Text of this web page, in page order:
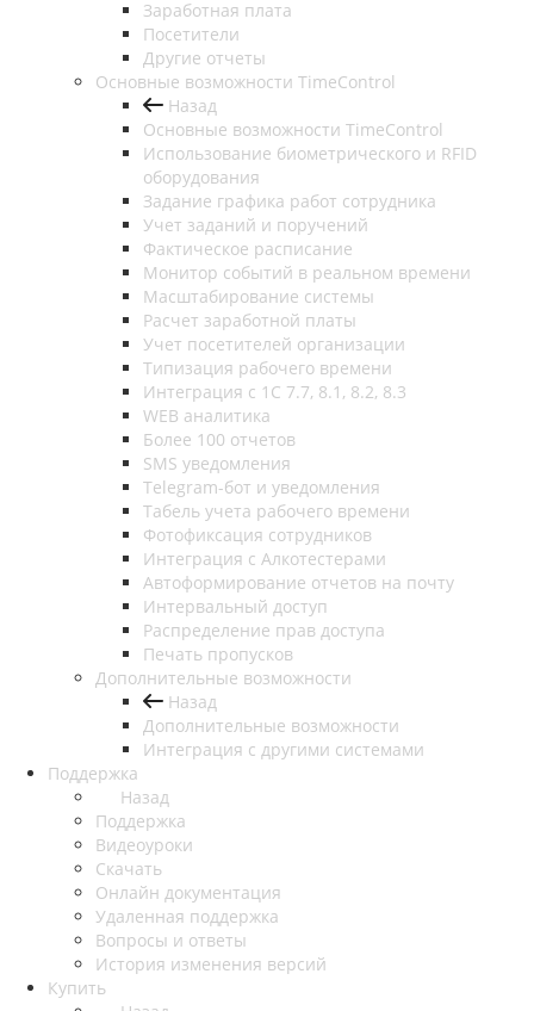
Заработная плата
Посетители
Другие отчеты
Основные возможности TimeControl
Назад
Основные возможности TimeControl
Использование биометрического и RFID
оборудования
Задание графика работ сотрудника
Учет заданий и поручений
Фактическое расписание
Монитор событий в реальном времени
Масштабирование системы
Расчет заработной платы
Учет посетителей организации
Типизация рабочего времени
Интеграция с 1С 7.7, 8.1, 8.2, 8.3
WEB аналитика
Более 100 отчетов
SMS уведомления
Telegram-бот и уведомления
Табель учета рабочего времени
Фотофиксация сотрудников
Интеграция с Алкотестерами
Автоформирование отчетов на почту
Интервальный доступ
Распределение прав доступа
Печать пропусков
Дополнительные возможности
Назад
Дополнительные возможности
Интеграция с другими системами
Поддержка
Назад
Поддержка
Видеоуроки
Скачать
Онлайн документация
Удаленная поддержка
Вопросы и ответы
История изменения версий
Купить